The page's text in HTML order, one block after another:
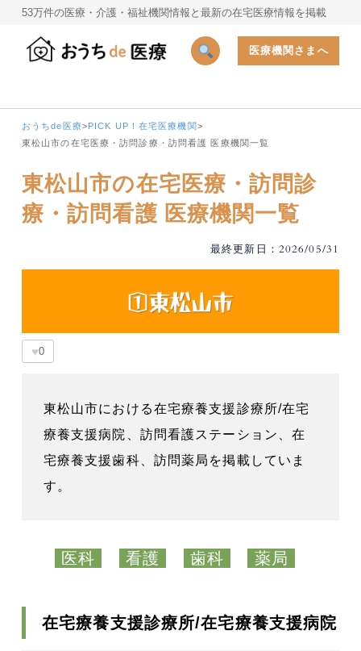
53万件の医療・介護・福祉機関情報と最新の在宅医療情報を掲載
医療機関さまへ
おうちde医療>PICK UP！在宅医療機関>
東松山市の在宅医療・訪問診療・訪問看護 医療機関一覧
東松山市の在宅医療・訪問診
療・訪問看護 医療機関一覧
最終更新日：2026/05/31
♥0
東松山市における在宅療養支援診療所/在宅
療養支援病院、訪問看護ステーション、在
宅療養支援歯科、訪問薬局を掲載していま
す。
医科 看護 歯科 薬局
在宅療養支援診療所/在宅療養支援病院